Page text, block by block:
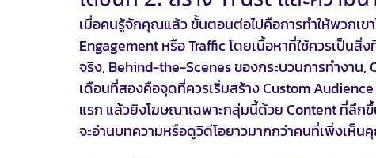
เมื่อคนรู้จักคุณแล้ว ขั้นตอนต่อไปคือการทำให้พวกเข
Engagement หรือ Traffic โดยเนื้อหาที่ใช้ควรเป็น
จริง, Behind-the-Scenes ของกระบวนการทำงาน
เดือนที่สองคือจุดที่ควรเริ่มสร้าง Custom
แรก แล้วยิงโฆษณาเฉพาะกลุ่มนี้ด้วย Content ที่ลึก
จะอ่านบทความหรือดูวิดีโอยาวมากกว่าคนที่เพิ่งเห็น